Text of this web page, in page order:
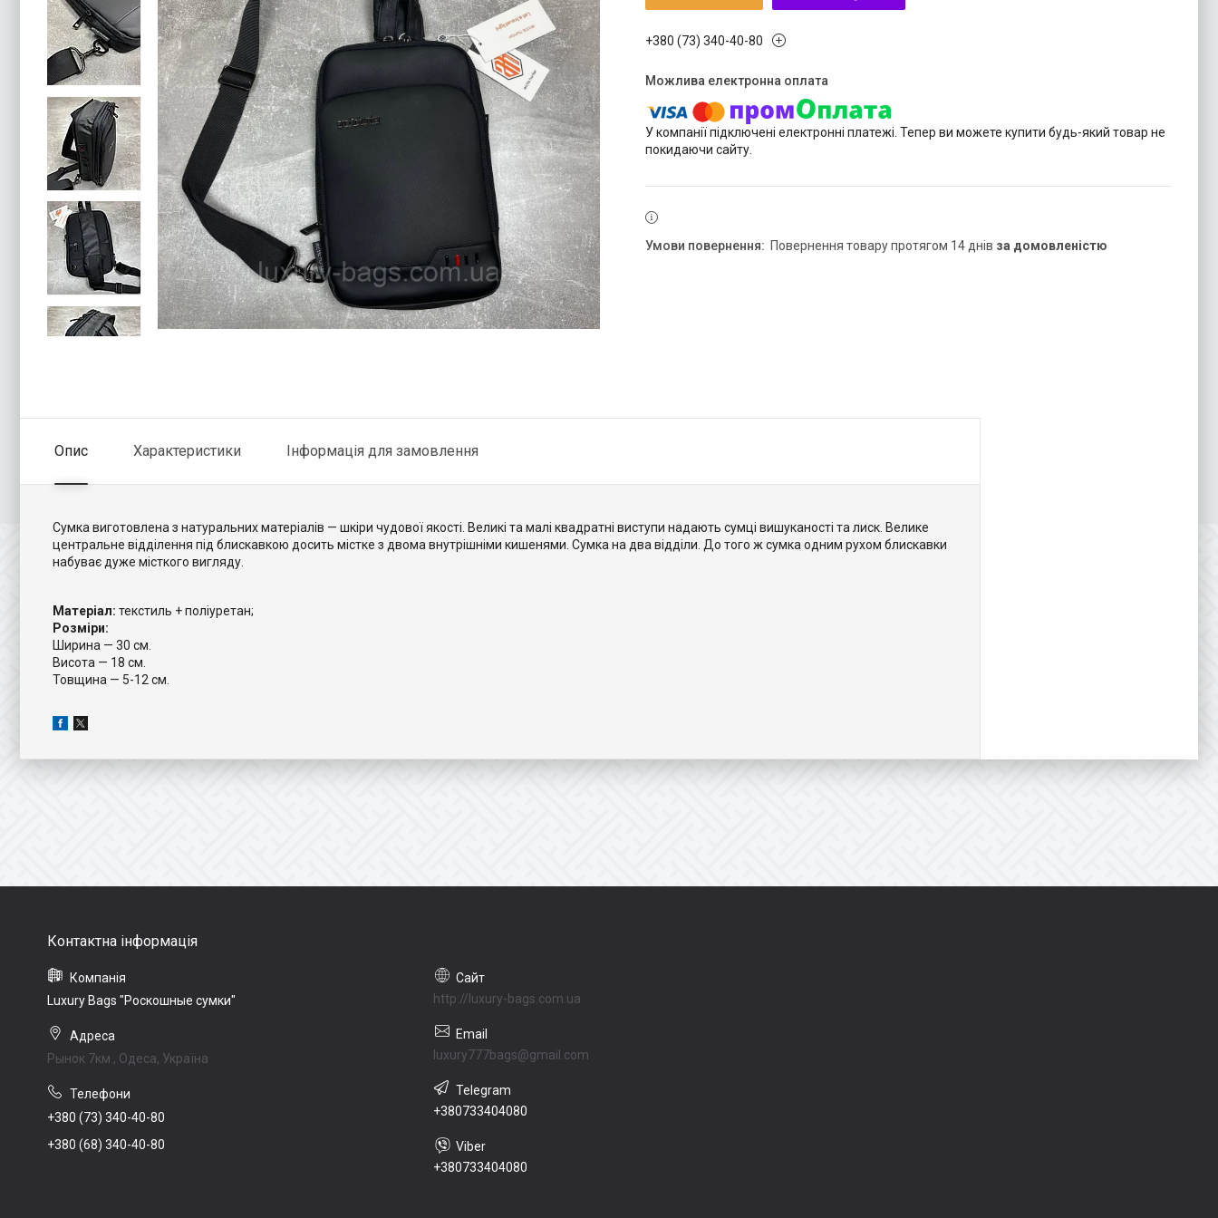
+380 (73) 340-40-80
У компанії підключені електронні платежі. Тепер ви можете купити будь-який товар не
покидаючи сайту.
повернення товару протягом 14 днів за домовленістю
Опис Характеристики Інформація для замовлення
Сумка виготовлена з натуральних матеріалів — шкіри чудової якості. Великі та малі квадратні виступи надають сумці вишуканості та лиск. Велике
центральне відділення під блискавкою досить містке з двома внутрішніми кишенями. Сумка на два відділи. До того ж сумка одним рухом блискавки
набуває дуже місткого вигляду.
Матеріал: текстиль + поліуретан;
Розміри:
Ширина — 30 см.
Висота — 18 см.
Товщина — 5-12 см.
Luxury Bags "Роскошные сумки"
Рынок 7км., Одеса, Україна
+380 (73) 340-40-80
+380 (68) 340-40-80
http://luxury-bags.com.ua
luxury777bags@gmail.com
+380733404080
+380733404080